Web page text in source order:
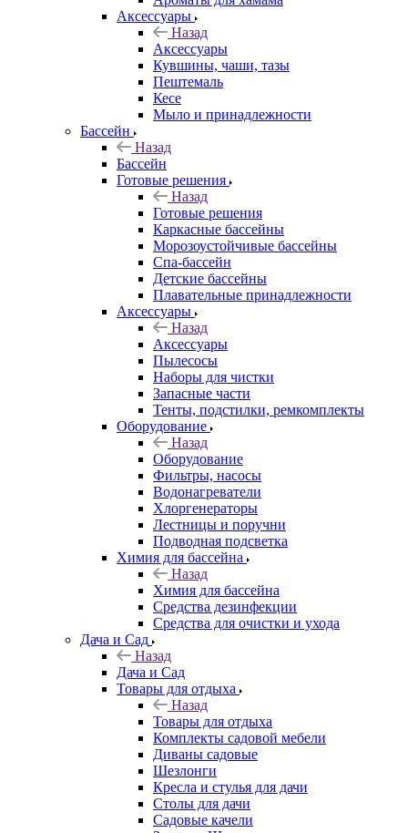
Аксессуары
Назад
Аксессуары
Кувшины, чаши, тазы
Пештемаль
Кесе
Мыло и принадлежности
Бассейн
Назад
Бассейн
Готовые решения
Назад
Готовые решения
Каркасные бассейны
Морозоустойчивые бассейны
Спа-бассейн
Детские бассейны
Плавательные принадлежности
Аксессуары
Назад
Аксессуары
Пылесосы
Наборы для чистки
Запасные части
Тенты, подстилки, ремкомплекты
Оборудование
Назад
Оборудование
Фильтры, насосы
Водонагреватели
Хлоргенераторы
Лестницы и поручни
Подводная подсветка
Химия для бассейна
Назад
Химия для бассейна
Средства дезинфекции
Средства для очистки и ухода
Дача и Сад
Назад
Дача и Сад
Товары для отдыха
Назад
Товары для отдыха
Комплекты садовой мебели
Диваны садовые
Шезлонги
Кресла и стулья для дачи
Столы для дачи
Садовые качели